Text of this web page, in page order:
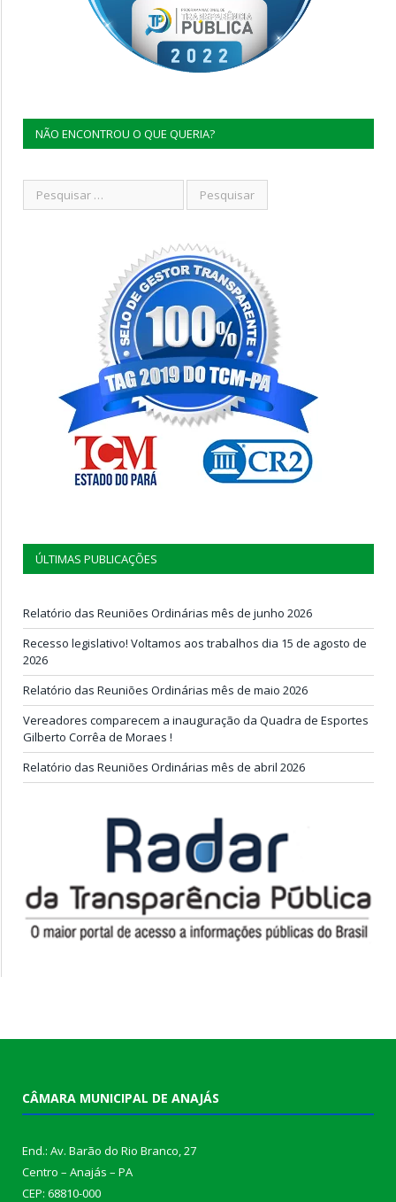
NÃO ENCONTROU O QUE QUERIA?
ÚLTIMAS PUBLICAÇÕES
Relatório das Reuniões Ordinárias mês de junho 2026
Recesso legislativo! Voltamos aos trabalhos dia 15 de agosto de
2026
Relatório das Reuniões Ordinárias mês de maio 2026
Vereadores comparecem a inauguração da Quadra de Esportes
Gilberto Corrêa de Moraes !
Relatório das Reuniões Ordinárias mês de abril 2026
CÂMARA MUNICIPAL DE ANAJÁS
End.: Av. Barão do Rio Branco, 27
Centro – Anajás – PA
CEP: 68810-000